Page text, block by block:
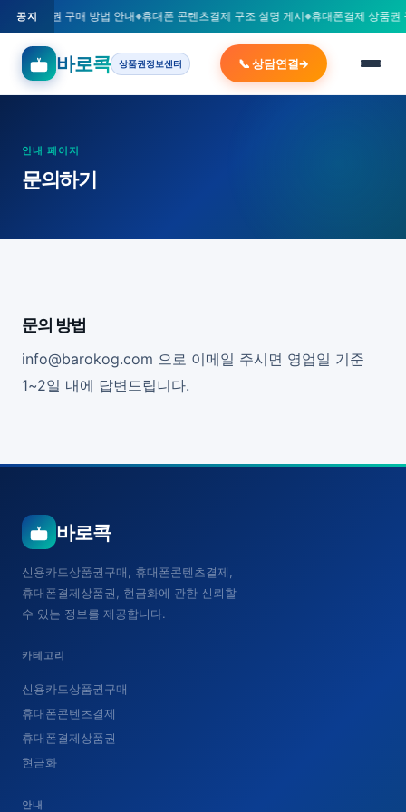
공지
카드 상품권 구매 방법 안내 휴대폰 콘텐츠결제 구조 설명 게시 휴대폰결제 상품권
바로콕 상품권정보센터 📞 상담연결
안내 페이지
문의하기
문의 방법
info@barokog.com 으로 이메일 주시면 영업일 기준
1~2일 내에 답변드립니다.
바로콕
신용카드상품권구매, 휴대폰콘텐츠결제,
휴대폰결제상품권, 현금화에 관한 신뢰할
수 있는 정보를 제공합니다.
카테고리
신용카드상품권구매
휴대폰콘텐츠결제
휴대폰결제상품권
현금화
안내